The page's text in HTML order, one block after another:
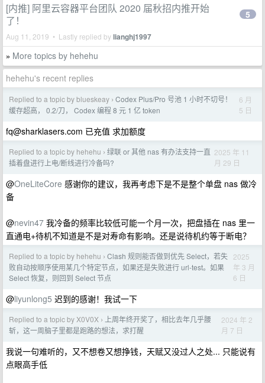
[内推] 阿里云容器平台团队 2020 届秋招内推开始
了！
Aug 11, 2019 • Lastly replied bylianghj1997
5
» More topics by hehehu
hehehu's recent replies
Replied to a topic by blueskeay › Codex Plus/Pro 号池 1 小时不切号！
缓存超高， 0.2/刀， Codex 编程 8 元 1 亿 token
6 月
5 日
fq@sharklasers.com 已充值 求加额度
Replied to a topic by hehehu › 绿联 or 其他 nas 有办法支持一直
插着盘进行上电/断线进行冷备吗?
2025 年 11
月 29 日
@OneLiteCore 感谢你的建议，我再考虑下是不是整个单盘 nas 做冷
备
@nevin47 我冷备的频率比较低可能一个月一次，把盘插在 nas 里一
直通电+待机不知道是不是对寿命有影响。还是说待机约等于断电？
Replied to a topic by hehehu › Clash 规则能否做到优先 Select，若失
败自动按顺序使用某几个特定节点，如果还是失败进行 url-test。如果
Select 恢复，则回到 Select 节点
2025
年 3 月
6 日
@liyunlong5 迟到的感谢！我试一下
Replied to a topic by X0V0X ›
上周年终开奖了，相比去年几乎腰
斩，这一周脑子里都是跑路的想法，求打醒
2024 年 2
月 7 日
我说一句难听的，又不想卷又想挣钱，天赋又没过人之处... 只能说有
点眼高手低